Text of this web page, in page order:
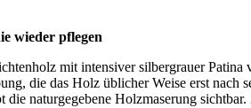
wieder pflegen
mit intensiver silbergrauer
die das Holz üblicher Weise erst
naturgegebene Holzmaserung